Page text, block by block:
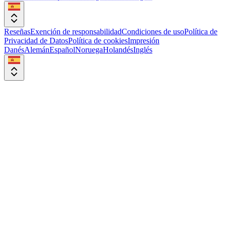
ReseñasExención de responsabilidadCondiciones de usoPolítica de
Privacidad de DatosPolítica de cookiesImpresión
DanésAlemánEspañolNoruegaHolandésInglés